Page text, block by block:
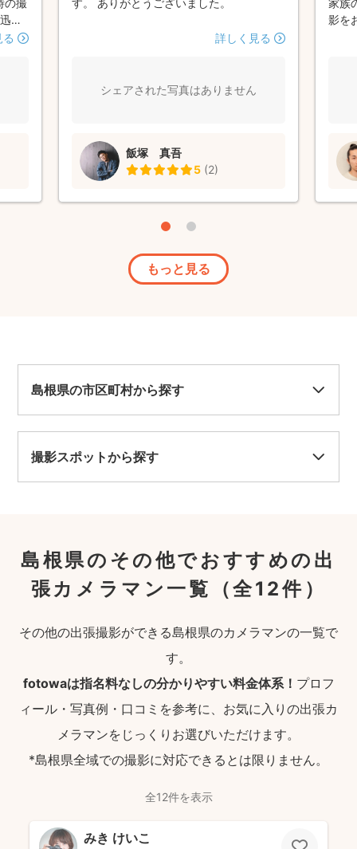
の撮
速
迎え
す。 ありがとうございました。
詳しく見る
シェアされた写真はありません
飯塚 真吾
5 (2)
家族
影を
両
て
うご
もっと見る
島根県の市区町村から探す
撮影スポットから探す
島根県のその他でおすすめの出
張カメラマン一覧
（全12件）
その他の出張撮影ができる島根県のカメラマンの一覧で
す。
fotowaは指名料なしの分かりやすい料金体系！ プロフ
ィール・写真例・口コミを参考に、お気に入りの出張カ
メラマンをじっくりお選びいただけます。
*島根県全域での撮影に対応できるとは限りません。
全12件を表示
みき けいこ